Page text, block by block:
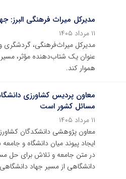
مدیرکل میراث فرهنگی البرز:
۱۱ مرداد ۱۴۰۵
مدیرکل میراث‌فرهنگی،
عنوان یک شتاب‌دهنده مؤثر،
هموار کند.
معاون پردیس کشاورزی
مسائل کشور است
۱۱ مرداد ۱۴۰۵
معاون پژوهشی دانشکدگان
ایجاد پیوند میان دانشگاه و
در متن جامعه و تلاش برای حل
دانشگاهی از مسیر جهاد